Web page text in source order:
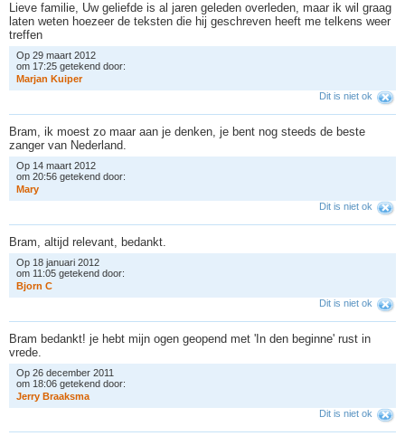
Lieve familie, Uw geliefde is al jaren geleden overleden, maar ik wil graag
laten weten hoezeer de teksten die hij geschreven heeft me telkens weer
treffen
Op 29 maart 2012
om 17:25 getekend door:
Marjan Kuiper
Dit is niet ok
Bram, ik moest zo maar aan je denken, je bent nog steeds de beste
zanger van Nederland.
Op 14 maart 2012
om 20:56 getekend door:
Mary
Dit is niet ok
Bram, altijd relevant, bedankt.
Op 18 januari 2012
om 11:05 getekend door:
Bjorn C
Dit is niet ok
Bram bedankt! je hebt mijn ogen geopend met 'In den beginne' rust in
vrede.
Op 26 december 2011
om 18:06 getekend door:
Jerry Braaksma
Dit is niet ok